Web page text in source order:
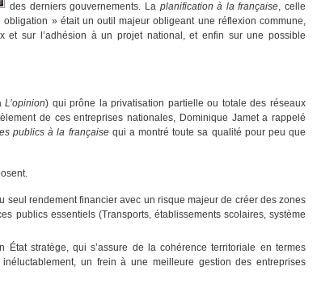
des derniers gouvernements. La planification à la française, celle
» était un outil majeur obligeant une réflexion commune,
et sur l’adhésion à un projet national, et enfin sur une possible
L’opinion) qui prône la privatisation partielle ou totale des réseaux
de ces entreprises nationales, Dominique Jamet a rappelé
publics à la françaisequi a montré toute sa qualité pour peu que
seul rendement financier avec un risque majeur de créer des zones
publics essentiels (Transports, établissements scolaires, système
État stratège, qui s’assure de la cohérence territoriale en termes
un frein à une meilleure gestion des entreprises